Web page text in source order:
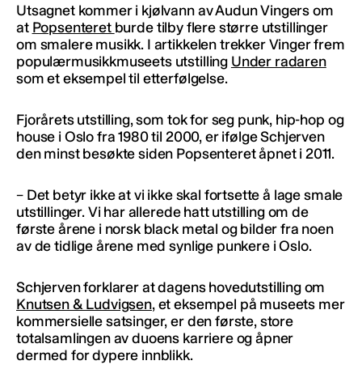
Utsagnet kommer i kjølvann av Audun Vingers om
at Popsenteret burde tilby flere større utstillinger
om smalere musikk. I artikkelen trekker Vinger frem
populærmusikkmuseets utstilling Under radaren
som et eksempel til etterfølgelse.
Fjorårets utstilling, som tok for seg punk, hip-hop og
house i Oslo fra 1980 til 2000, er ifølge Schjerven
den minst besøkte siden Popsenteret åpnet i 2011.
– Det betyr ikke at vi ikke skal fortsette å lage smale
utstillinger. Vi har allerede hatt utstilling om de
første årene i norsk black metal og bilder fra noen
av de tidlige årene med synlige punkere i Oslo.
Schjerven forklarer at dagens hovedutstilling om
Knutsen & Ludvigsen, et eksempel på museets mer
kommersielle satsinger, er den første, store
totalsamlingen av duoens karriere og åpner
dermed for dypere innblikk.